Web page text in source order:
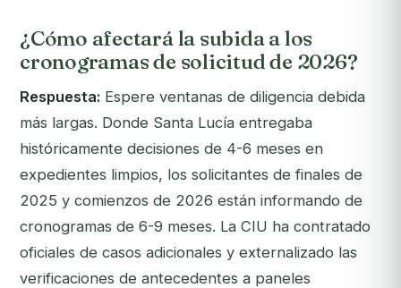
¿Cómo afectará la subida a los
cronogramas de solicitud de 2026?
Respuesta: Espere ventanas de diligencia debida
más largas. Donde Santa Lucía entregaba
históricamente decisiones de 4-6 meses en
expedientes limpios, los solicitantes de finales de
2025 y comienzos de 2026 están informando de
cronogramas de 6-9 meses. La CIU ha contratado
oficiales de casos adicionales y externalizado las
verificaciones de antecedentes a paneles